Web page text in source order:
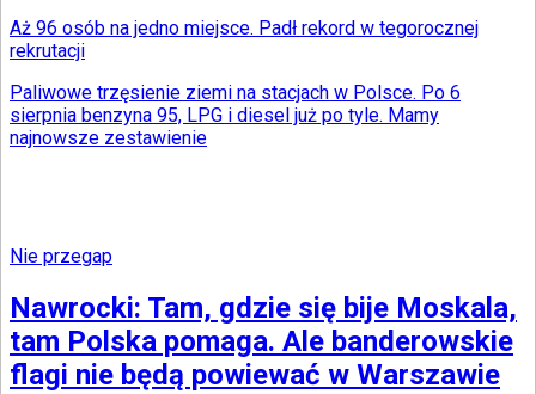
Aż 96 osób na jedno miejsce. Padł rekord w tegorocznej
rekrutacji
Paliwowe trzęsienie ziemi na stacjach w Polsce. Po 6
sierpnia benzyna 95, LPG i diesel już po tyle. Mamy
najnowsze zestawienie
Nie przegap
Nawrocki: Tam, gdzie się bije Moskala,
tam Polska pomaga. Ale banderowskie
flagi nie będą powiewać w Warszawie